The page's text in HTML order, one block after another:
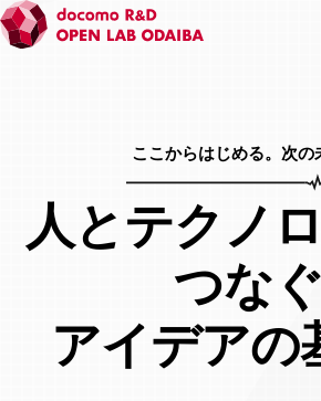
ここからはじめる。次の
人とテクノ
つなぐ
アイデアの